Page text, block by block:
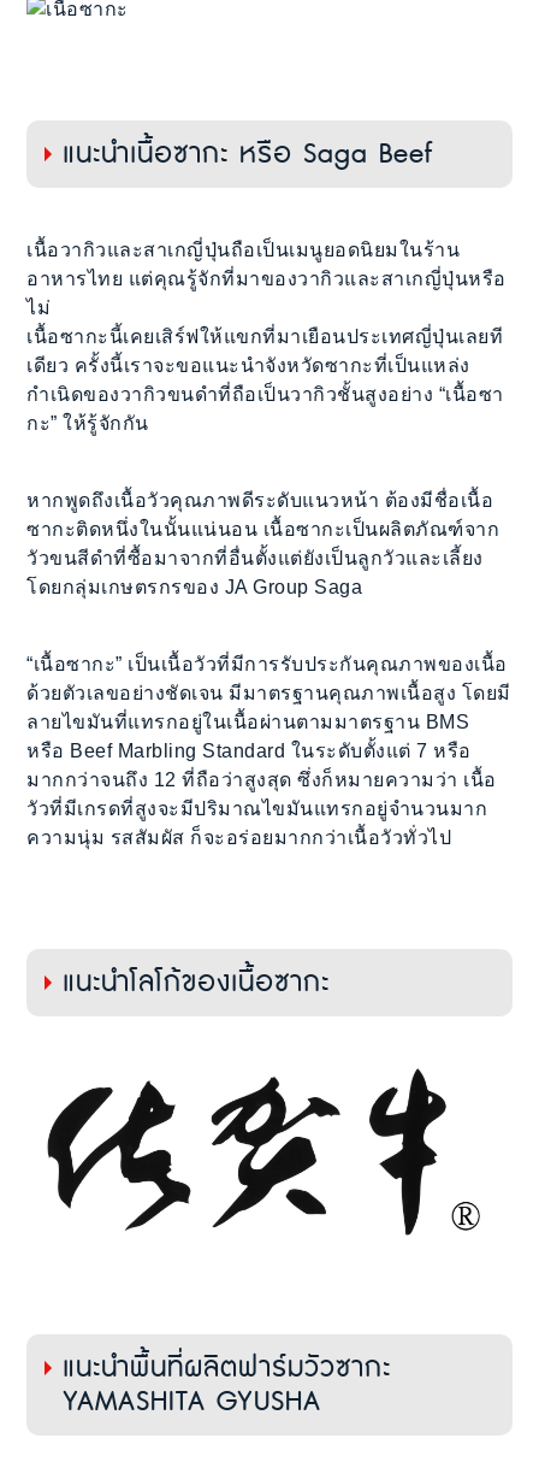
แนะนำเนื้อซากะ หรือ Saga Beef
เนื้อวากิวและสาเกญี่ปุ่นถือเป็นเมนูยอดนิยมในร้าน
อาหารไทย แต่คุณรู้จักที่มาของวากิวและสาเกญี่ปุ่นหรือ
ไม่
เนื้อซากะนี้เคยเสิร์ฟให้แขกที่มาเยือนประเทศญี่ปุ่นเลยที
เดียว ครั้งนี้เราจะขอแนะนำจังหวัดซากะที่เป็นแหล่ง
กำเนิดของวากิวขนดำที่ถือเป็นวากิวชั้นสูงอย่าง “เนื้อซา
กะ” ให้รู้จักกัน
หากพูดถึงเนื้อวัวคุณภาพดีระดับแนวหน้า ต้องมีชื่อเนื้อ
ซากะติดหนึ่งในนั้นแน่นอน เนื้อซากะเป็นผลิตภัณฑ์จาก
วัวขนสีดำที่ซื้อมาจากที่อื่นตั้งแต่ยังเป็นลูกวัวและเลี้ยง
โดยกลุ่มเกษตรกรของ JA Group Saga
“เนื้อซากะ” เป็นเนื้อวัวที่มีการรับประกันคุณภาพของเนื้อ
ด้วยตัวเลขอย่างชัดเจน มีมาตรฐานคุณภาพเนื้อสูง โดยมี
ลายไขมันที่แทรกอยู่ในเนื้อผ่านตามมาตรฐาน BMS
หรือ Beef Marbling Standard ในระดับตั้งแต่ 7 หรือ
มากกว่าจนถึง 12 ที่ถือว่าสูงสุด ซึ่งก็หมายความว่า เนื้อ
วัวที่มีเกรดที่สูงจะมีปริมาณไขมันแทรกอยู่จำนวนมาก
ความนุ่ม รสสัมผัส ก็จะอร่อยมากกว่าเนื้อวัวทั่วไป
แนะนำโลโก้ของเนื้อซากะ
แนะนำพื้นที่ผลิตฟาร์มวัวซากะ
YAMASHITA GYUSHA